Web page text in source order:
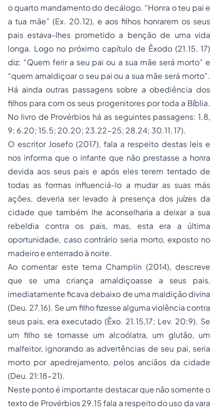
o quarto mandamento do decálogo. “Honra o teu pai e
a tua mãe” (Ex. 20.12), e aos filhos honrarem os seus
pais estava-lhes prometido a benção de uma vida
longa. Logo no próximo capítulo de Êxodo (21.15, 17)
diz: “Quem ferir a seu pai ou a sua mãe será morto” e
“quem amaldiçoar o seu pai ou a sua mãe será morto”.
Há ainda outras passagens sobre a obediência dos
filhos para com os seus progenitores por toda a Bíblia.
No livro de Provérbios há as seguintes passagens: 1.8,
9; 6.20; 15.5; 20.20; 23.22-25; 28.24; 30.11, 17).
O escritor Josefo (2017), fala a respeito destas leis e
nos informa que o infante que não prestasse a honra
devida aos seus pais e após eles terem tentado de
todas as formas influenciá-lo a mudar as suas más
ações, deveria ser levado à presença dos juízes da
cidade que também lhe aconselharia a deixar a sua
rebeldia contra os pais, mas, esta era a última
oportunidade, caso contrário seria morto, exposto no
madeiro e enterrado à noite.
Ao comentar este tema Champlin (2014), descreve
que se uma criança amaldiçoasse a seus pais,
imediatamente ficava debaixo de uma maldição divina
(Deu. 27.16). Se um filho fizesse alguma violência contra
seus pais, era executado (Êxo. 21.15,17; Lev. 20:9). Se
um filho se tornasse um alcoólatra, um glutão, um
malfeitor, ignorando as advertências de seu pai, seria
morto por apedrejamento, pelos anciãos da cidade
(Deu. 21:18-21).
Neste ponto é importante destacar que não somente o
texto de Provérbios 29.15 fala a respeito do uso da vara